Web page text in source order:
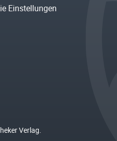
Einstellungen
Verlag.